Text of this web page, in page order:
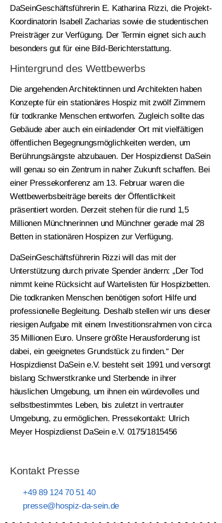
DaSeinGeschäftsführerin E. Katharina Rizzi, die Projekt-
Koordinatorin Isabell Zacharias sowie die studentischen
Preisträger zur Verfügung. Der Termin eignet sich auch
besonders gut für eine Bild-Berichterstattung.
Hintergrund des Wettbewerbs
Die angehenden Architektinnen und Architekten haben
Konzepte für ein stationäres Hospiz mit zwölf Zimmern
für todkranke Menschen entworfen. Zugleich sollte das
Gebäude aber auch ein einladender Ort mit vielfältigen
öffentlichen Begegnungsmöglichkeiten werden, um
Berührungsängste abzubauen. Der Hospizdienst DaSein
will genau so ein Zentrum in naher Zukunft schaffen. Bei
einer Pressekonferenz am 13. Februar waren die
Wettbewerbsbeiträge bereits der Öffentlichkeit
präsentiert worden. Derzeit stehen für die rund 1,5
Millionen Münchnerinnen und Münchner gerade mal 28
Betten in stationären Hospizen zur Verfügung.
DaSeinGeschäftsführerin Rizzi will das mit der
Unterstützung durch private Spender ändern: „Der Tod
nimmt keine Rücksicht auf Wartelisten für Hospizbetten.
Die todkranken Menschen benötigen sofort Hilfe und
professionelle Begleitung. Deshalb stellen wir uns dieser
riesigen Aufgabe mit einem Investitionsrahmen von circa
35 Millionen Euro. Unsere größte Herausforderung ist
dabei, ein geeignetes Grundstück zu finden.“ Der
Hospizdienst DaSein e.V. besteht seit 1991 und versorgt
bislang Schwerstkranke und Sterbende in ihrer
häuslichen Umgebung, um ihnen ein würdevolles und
selbstbestimmtes Leben, bis zuletzt in vertrauter
Umgebung, zu ermöglichen. Pressekontakt: Ulrich
Meyer Hospizdienst DaSein e.V. 0175/1815456
Kontakt Presse
+49 89 124 70 51 40
presse@hospiz-da-sein.de